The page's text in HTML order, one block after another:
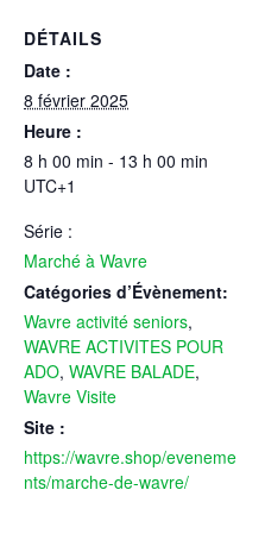
DÉTAILS
Date :
8 février 2025
Heure :
8 h 00 min - 13 h 00 min
UTC+1
Série :
Marché à Wavre
Catégories d’Évènement:
Wavre activité seniors,
WAVRE ACTIVITES POUR
ADO, WAVRE BALADE,
Wavre Visite
Site :
https://wavre.shop/eveneme
nts/marche-de-wavre/